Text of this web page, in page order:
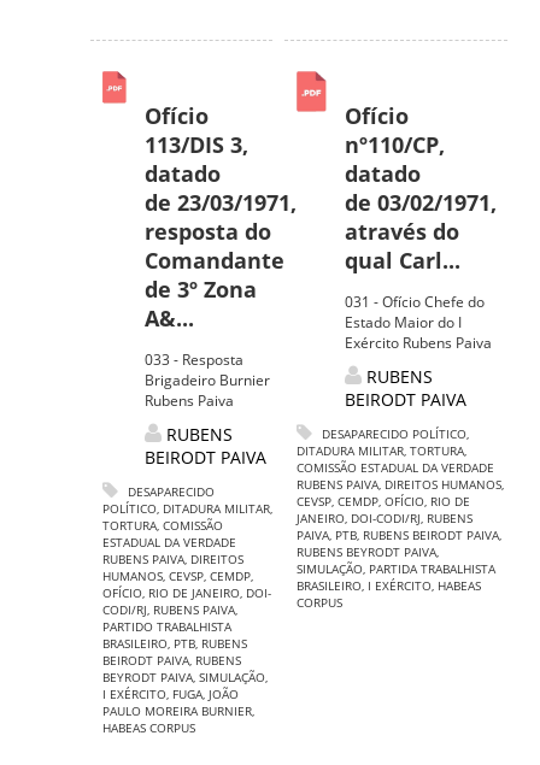
Ofício
113/DIS 3,
datado
de 23/03/1971,
resposta do
Comandante
de 3º Zona
A&...
033 - Resposta
Brigadeiro Burnier
Rubens Paiva
RUBENS
BEIRODT PAIVA
DESAPARECIDO
POLÍTICO, DITADURA MILITAR,
TORTURA, COMISSÃO
ESTADUAL DA VERDADE
RUBENS PAIVA, DIREITOS
HUMANOS, CEVSP, CEMDP,
OFÍCIO, RIO DE JANEIRO, DOI-
CODI/RJ, RUBENS PAIVA,
PARTIDO TRABALHISTA
BRASILEIRO, PTB, RUBENS
BEIRODT PAIVA, RUBENS
BEYRODT PAIVA, SIMULAÇÃO,
I EXÉRCITO, FUGA, JOÃO
PAULO MOREIRA BURNIER,
HABEAS CORPUS
Ofício
nº110/CP,
datado
de 03/02/1971,
através do
qual Carl...
031 - Ofício Chefe do
Estado Maior do I
Exército Rubens Paiva
RUBENS
BEIRODT PAIVA
DESAPARECIDO POLÍTICO,
DITADURA MILITAR, TORTURA,
COMISSÃO ESTADUAL DA VERDADE
RUBENS PAIVA, DIREITOS HUMANOS,
CEVSP, CEMDP, OFÍCIO, RIO DE
JANEIRO, DOI-CODI/RJ, RUBENS
PAIVA, PTB, RUBENS BEIRODT PAIVA,
RUBENS BEYRODT PAIVA,
SIMULAÇÃO, PARTIDA TRABALHISTA
BRASILEIRO, I EXÉRCITO, HABEAS
CORPUS